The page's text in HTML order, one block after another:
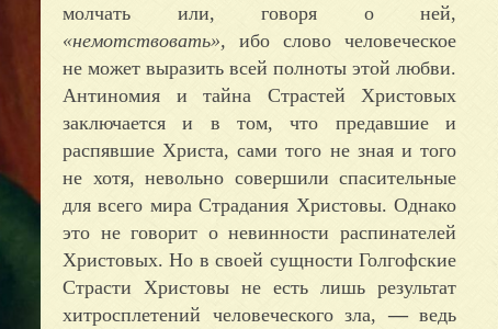
молчать или, говоря о ней,
«немотствовать», ибо слово человеческое
не может выразить всей полноты этой любви.
Антиномия и тайна Страстей Христовых
заключается и в том, что предавшие и
распявшие Христа, сами того не зная и того
не хотя, невольно совершили спасительные
для всего мира Страдания Христовы. Однако
это не говорит о невинности распинателей
Христовых. Но в своей сущности Голгофские
Страсти Христовы не есть лишь результат
хитросплетений человеческого зла,— ведь